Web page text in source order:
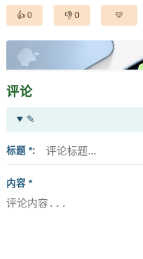
0 0
评论
✎
标题 *
内容 *